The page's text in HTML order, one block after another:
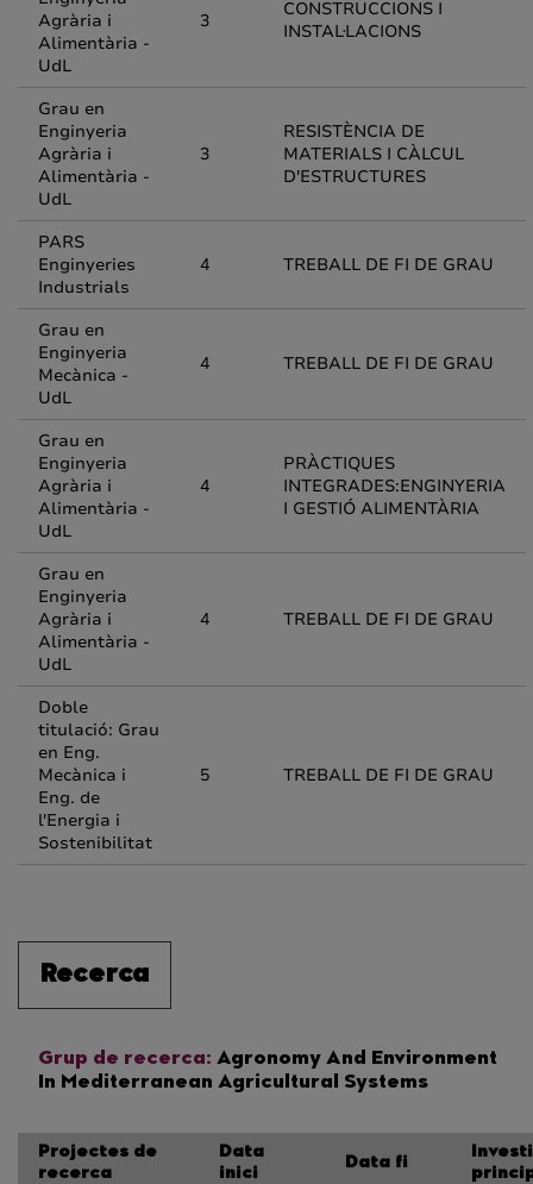
Agrària i
Alimentària -
UdL
3
CONSTRUCCIONS I
INSTAL·LACIONS
Grau en
Enginyeria
Agrària i
Alimentària -
UdL
3
RESISTÈNCIA DE
MATERIALS I CÀLCUL
D'ESTRUCTURES
PARS
Enginyeries
Industrials
4 TREBALL DE FI DE GRAU
Grau en
Enginyeria
Mecànica -
UdL
4 TREBALL DE FI DE GRAU
Grau en
Enginyeria
Agrària i
Alimentària -
UdL
4
PRÀCTIQUES
INTEGRADES:ENGINYERIA
I GESTIÓ ALIMENTÀRIA
Grau en
Enginyeria
Agrària i
Alimentària -
UdL
4 TREBALL DE FI DE GRAU
Doble
titulació: Grau
en Eng.
Mecànica i
Eng. de
l'Energia i
Sostenibilitat
5 TREBALL DE FI DE GRAU
Recerca
Grup de recerca: Agronomy And Environment
In Mediterranean Agricultural Systems
Projectes de
recerca
Data
inici
Data fi